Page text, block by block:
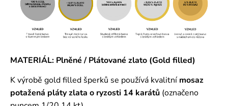
MATERIÁL: Plněné / Plátované zlato (Gold filled)
K výrobě gold filled šperků se používá kvalitní mosaz
potažená pláty zlata o ryzosti 14 karátů (označeno